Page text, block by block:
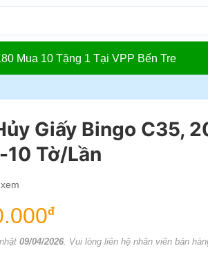
Mua 10 Tặng 1 Tại VPP Bến Tre
Giấy Bingo C35,
10 Tờ/Lần
đ
09/04/2026 . Vui lòng liên hệ nhân viên bán